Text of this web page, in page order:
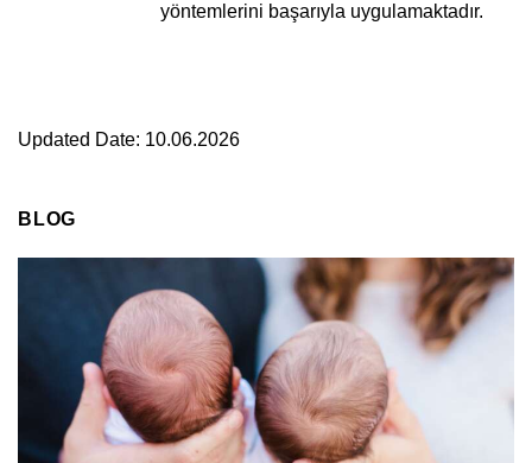
yöntemlerini başarıyla uygulamaktadır.
Updated Date: 10.06.2026
BLOG